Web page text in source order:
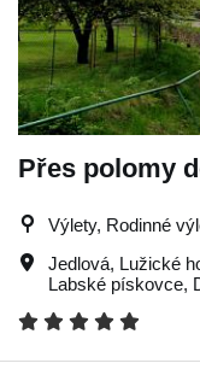
Přes polomy
Výlety, Rodinné
Jedlová, Lužické
Labské pískovce,